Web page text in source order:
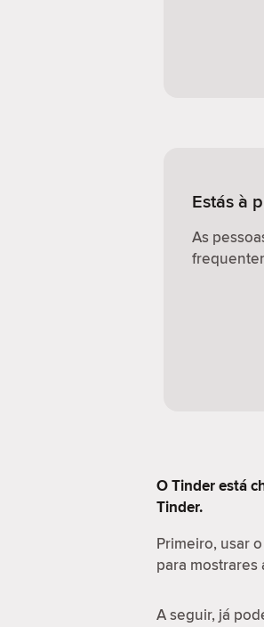
Estás à
As
O Tinder está
Tinder.
Primeiro, usar
para
A seguir, já